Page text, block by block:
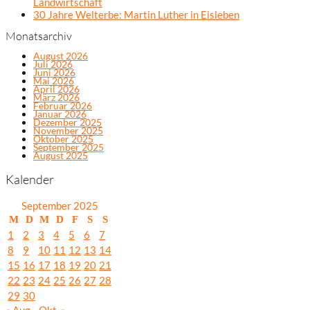
30 Jahre Welterbe: Martin Luther in Eisleben
Monatsarchiv
August 2026
Juli 2026
Juni 2026
Mai 2026
April 2026
März 2026
Februar 2026
Januar 2026
Dezember 2025
November 2025
Oktober 2025
September 2025
August 2025
Kalender
September 2025
M D M D F S S
1 2 3 4 5 6
7
8
9 10 11 12 13 14
15 16 17 18 19 20 21
22 23 24 25 26 27 28
29 30